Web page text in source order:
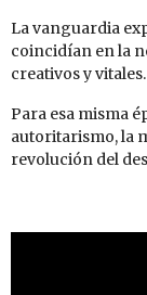
La vanguardia
coincidían en la
creativos y vitales.
Para esa misma
autoritarismo, la
revolución del